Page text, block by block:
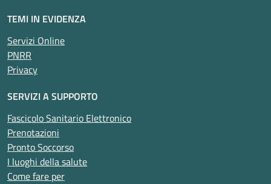
TEMI IN EVIDENZA
Servizi Online
PNRR
Privacy
SERVIZI A SUPPORTO
Fascicolo Sanitario Elettronico
Prenotazioni
Pronto Soccorso
I luoghi della salute
Come fare per